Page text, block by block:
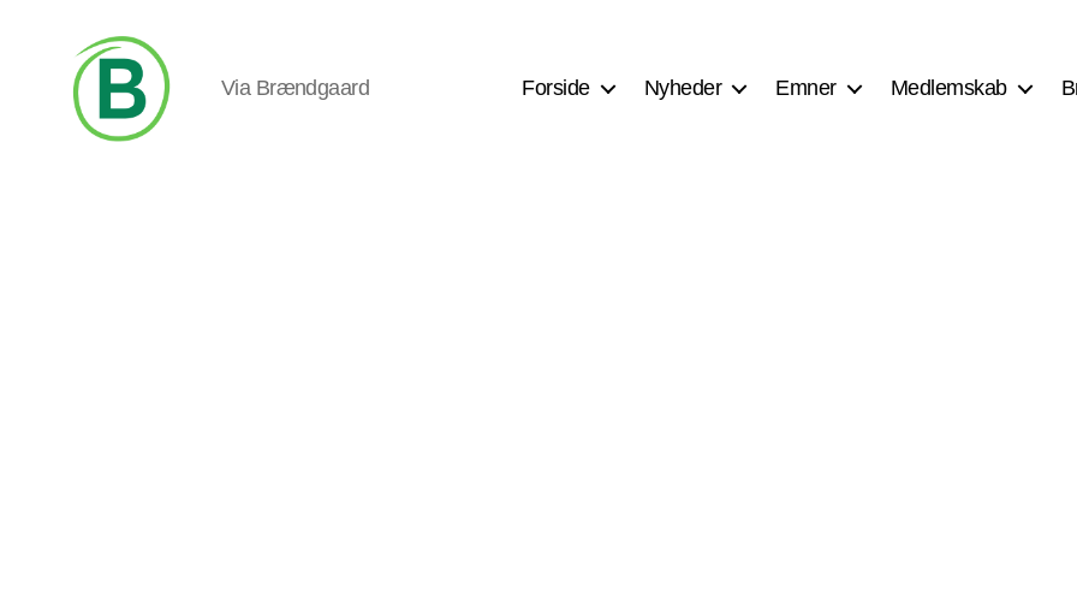
Via Brændgaard Forside Nyheder Emner Medlemskab